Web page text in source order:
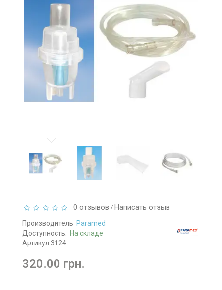
0 отзывов / Написать отзыв
Производитель Paramed
Доступность: На складе
Артикул 3124
320.00 грн.